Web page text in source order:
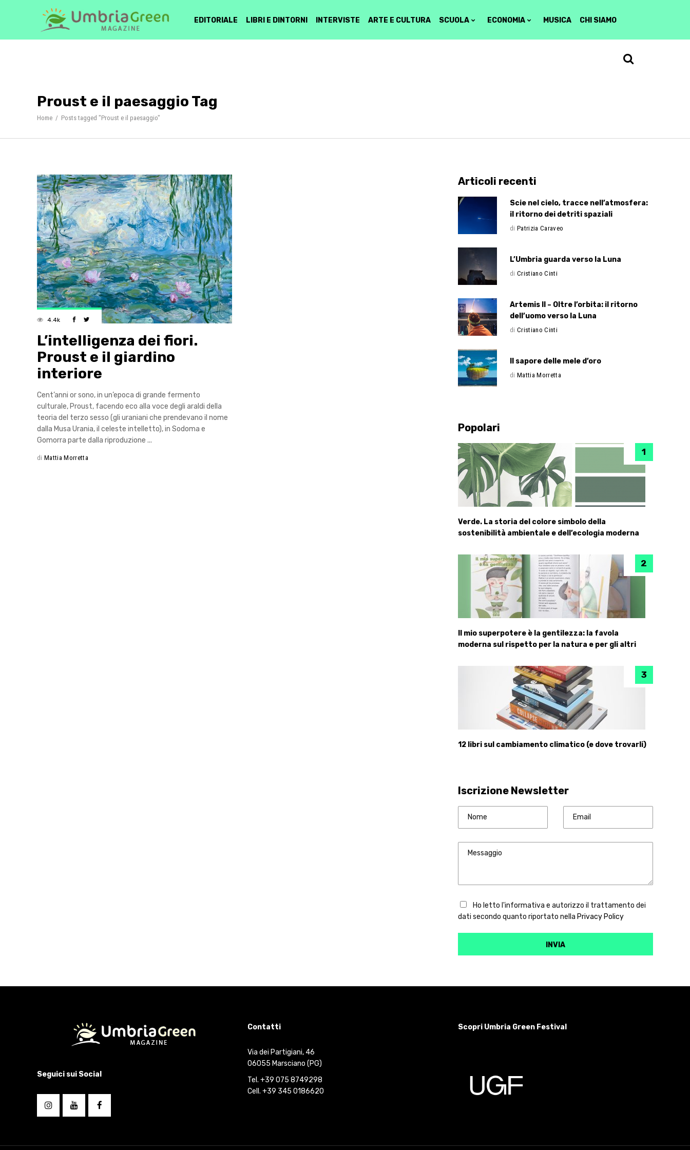
EDITORIALE LIBRI E DINTORNI INTERVISTE ARTE E CULTURA SCUOLA ECONOMIA MUSICA CHI SIAMO
Proust e il paesaggio Tag
Home / Posts tagged "Proust e il paesaggio"
4.4k
L’intelligenza dei fiori.
Proust e il giardino
interiore
Cent’anni or sono, in un’epoca di grande fermento
culturale, Proust, facendo eco alla voce degli araldi della
teoria del terzo sesso (gli uraniani che prendevano il nome
dalla Musa Urania, il celeste intelletto), in Sodoma e
Gomorra parte dalla riproduzione
di Mattia Morretta
Articoli recenti
Scie nel cielo, tracce nell’atmosfera:
il ritorno dei detriti spaziali
di Patrizia Caraveo
L’Umbria guarda verso la Luna
di Cristiano Cinti
Artemis II – Oltre l’orbita: il ritorno
dell’uomo verso la Luna
di Cristiano Cinti
Il sapore delle mele d’oro
di Mattia Morretta
Popolari
Verde. La storia del colore simbolo della
sostenibilità ambientale e dell’ecologia moderna
Il mio superpotere è la gentilezza: la favola
moderna sul rispetto per la natura e per gli altri
12 libri sul cambiamento climatico (e dove trovarli)
Iscrizione Newsletter
Ho letto l'informativa e autorizzo il trattamento dei
dati secondo quanto riportato nella Privacy Policy
Seguici sui Social
Contatti
Via dei Partigiani, 46
06055 Marsciano (PG)
Tel. +39 075 8749298
Cell. +39 345 0186620
Scopri Umbria Green Festival